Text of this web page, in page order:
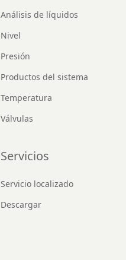
Análisis de líquidos
Nivel
Presión
Productos del sistema
Temperatura
Válvulas
Servicios
Servicio localizado
Descargar